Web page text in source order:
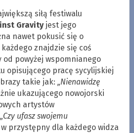
siłą festiwalu
Gravityjest jego
nawet pokusić się o
znajdzie się coś
od powyżej wspomnianego
opisującego pracę sycylijskiej
takie jak: „Nienawidzę
ukazującego nowojorski
artystów
„Czy ufasz swojemu
w przystępny dla każdego widza